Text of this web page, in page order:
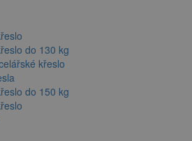
do 130 kg
křeslo
do 150 kg